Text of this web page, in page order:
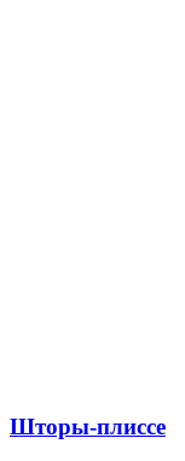
Шторы-плиссе